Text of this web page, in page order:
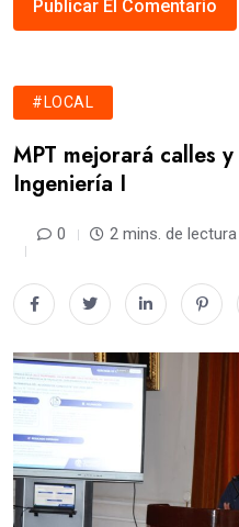
#LOCAL
MPT mejorará calles
Ingeniería I
0 2 mins. de lectura